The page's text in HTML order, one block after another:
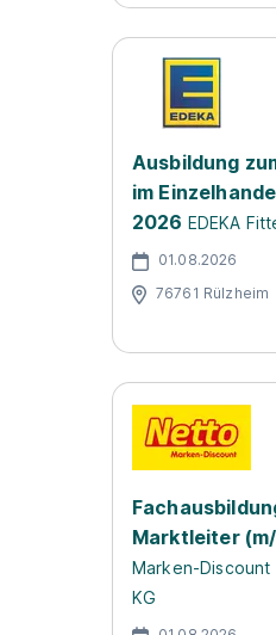
Ausbildung
im
2026 EDEKA
01.08.2026
76761 Rülzheim
Marktleiter
Marken-Discount
KG